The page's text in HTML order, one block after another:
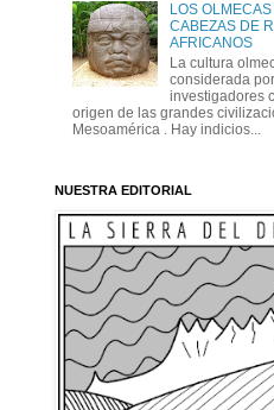
LOS
CABEZAS DE
AFRICANOS
La cultura
considerada
investigadores
origen de las grandes
Mesoamérica . Hay indicios...
NUESTRA EDITORIAL